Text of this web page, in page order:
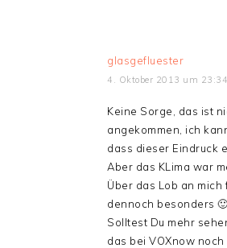
glasgefluester
4. Oktober 2013 um 23:34
Keine Sorge, das ist
angekommen, ich
dass dieser Eindruck
Aber das KLima war
Über das Lob an mich
dennoch besonders 🙂
Solltest Du mehr
das bei VOXnow